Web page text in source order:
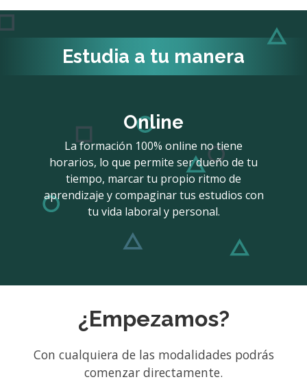
Estudia a tu manera
Online
La formación 100% online no tiene
horarios, lo que permite ser dueño de tu
tiempo, marcar tu propio ritmo de
aprendizaje y compaginar tus estudios con
tu vida laboral y personal.
¿Empezamos?
Con cualquiera de las modalidades podrás
comenzar directamente.